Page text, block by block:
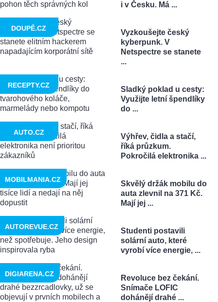
i v Česku. Má ...
Vyzkoušejte český
kyberpunk. V
Netspectre se stanete
...
DOUPĚ.CZ
Sladký poklad u cesty:
Využijte letní špendlíky
do ...
RECEPTY.CZ
Výhřev, čidla a stačí,
říká průzkum.
Pokročilá elektronika ...
AUTO.CZ
Skvělý držák mobilu do
auta zlevnil na 371 Kč.
Mají jej ...
MOBILMANIA.CZ
Studenti postavili
solární auto, které
vyrobí více energie, ...
AUTOREVUE.CZ
Revoluce bez čekání.
Snímače LOFIC
dohánějí drahé ...
DIGIARENA.CZ